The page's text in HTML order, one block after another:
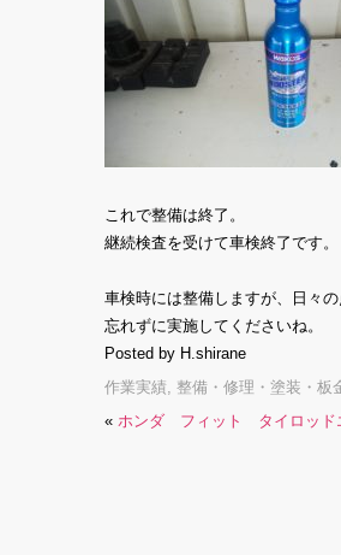
これで整備は終了。
継続検査を受けて車検終了です。
車検時には整備しますが、日々
忘れずに実施してくださいね。
Posted by H.shirane
作業実績, 整備・修理・塗装・板
« ホンダ フィット タイロッド